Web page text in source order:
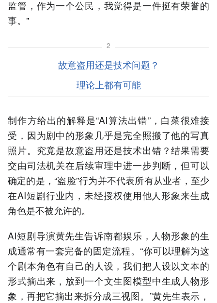
监管，作为一个公民，我觉得是一件挺有荣誉的
事。”
2
故意盗用还是技术问题？
理论上都有可能
制作方给出的解释是“AI算法出错”，白菜很难接
受，因为剧中的形象几乎是完全照搬了他的写真
照片。究竟是故意盗用还是技术出错？结果需要
交由司法机关在后续审理中进一步判断，但可以
确定的是，“盗脸”行为并不代表所有从业者，至少
在AI短剧行业内，未经授权使用他人形象来生成
角色是不被允许的。
AI短剧导演黄先生告诉南都娱乐，人物形象的生
成通常有一套完备的固定流程。“你可以理解为这
个剧本角色有自己的人设，我们把人设以文本的
形式摘出来，放到一个文生图模型中生成人物形
象，再把它摘出来拆分成三视图。”黄先生表示，